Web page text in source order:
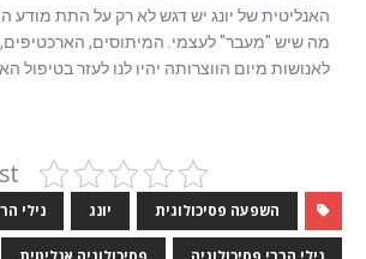
האנליטית של יונג יש דגש לא רק על התת מודע
מה שיש "מעבר" לעצמי. המיתוסים,
לאנושות מיום הווצרותה יהיו לנו לעזר בטיפול
השפעה פסיכולוגית יונג נילי